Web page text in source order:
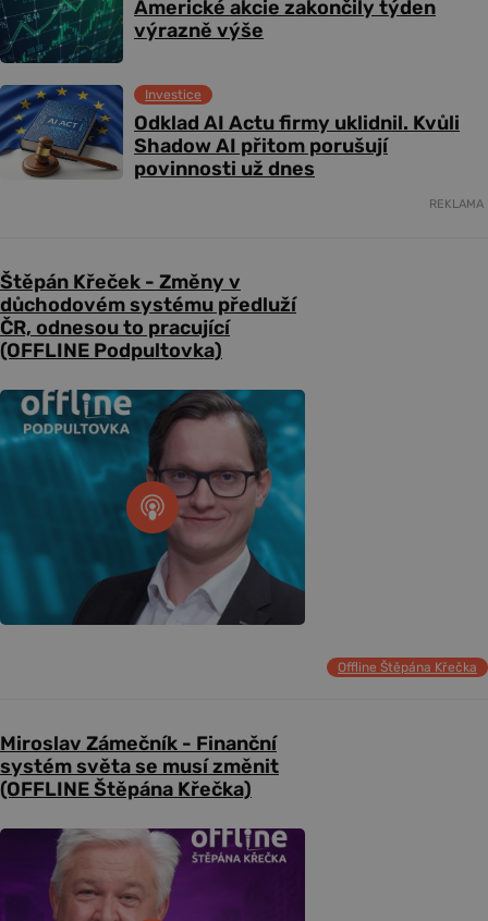
Americké akcie zakončily týden
výrazně výše
Odklad AI Actu firmy uklidnil. Kvůli
Shadow AI přitom porušují
povinnosti už dnes
Investice
REKLAMA
Štěpán Křeček - Změny v
důchodovém systému předluží
ČR, odnesou to pracující
(OFFLINE Podpultovka)
Offline Štěpána Křečka
Miroslav Zámečník - Finanční
systém světa se musí změnit
(OFFLINE Štěpána Křečka)